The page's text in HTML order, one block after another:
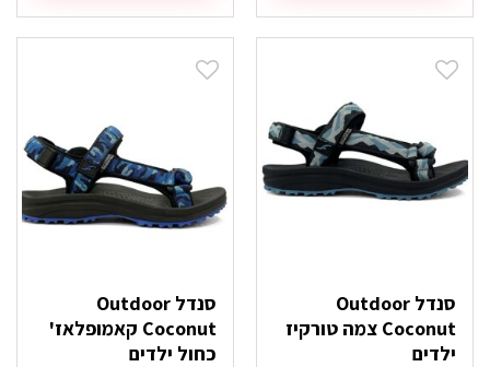
זה
יש
מספר
סוגים.
האפשרויות
בעמוד
המוצר
זה
יש
מספר
סוגים.
האפשרויות
בעמוד
המוצר
סנדל Outdoor
Coconut צמה טורקיז
ילדים
סנדל Outdoor
Coconut קאמופלאז'
כחול ילדים